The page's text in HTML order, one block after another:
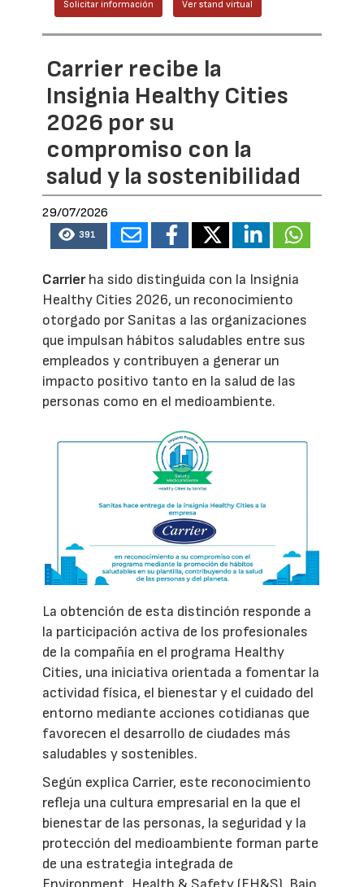
Solicitar información Ver stand virtual
Carrier recibe la
Insignia Healthy Cities
2026 por su
compromiso con la
salud y la sostenibilidad
29/07/2026
391
Carrierha sido distinguida con la Insignia
Healthy Cities 2026, un reconocimiento
otorgado por Sanitas a las organizaciones
que impulsan hábitos saludables entre sus
empleados y contribuyen a generar un
impacto positivo tanto en la salud de las
personas como en el medioambiente.
La obtención de esta distinción responde a
la participación activa de los profesionales
de la compañía en el programa Healthy
Cities, una iniciativa orientada a fomentar la
actividad física, el bienestar y el cuidado del
entorno mediante acciones cotidianas que
favorecen el desarrollo de ciudades más
saludables y sostenibles.
Según explica Carrier, este reconocimiento
refleja una cultura empresarial en la que el
bienestar de las personas, la seguridad y la
protección del medioambiente forman parte
de una estrategia integrada de